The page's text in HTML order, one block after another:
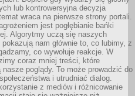
lub kontrowersyjna decyzja
wraca na pierwsze strony portali.
jest pogłębianie bańki
Algorytmy uczą się naszych
pokazują nam głównie to, co lubimy, z
co wywołuje reakcje. W
coraz mniej treści, które
nasze poglądy. To może prowadzić do
i utrudniać dialog.
z mediów i różnicowanie